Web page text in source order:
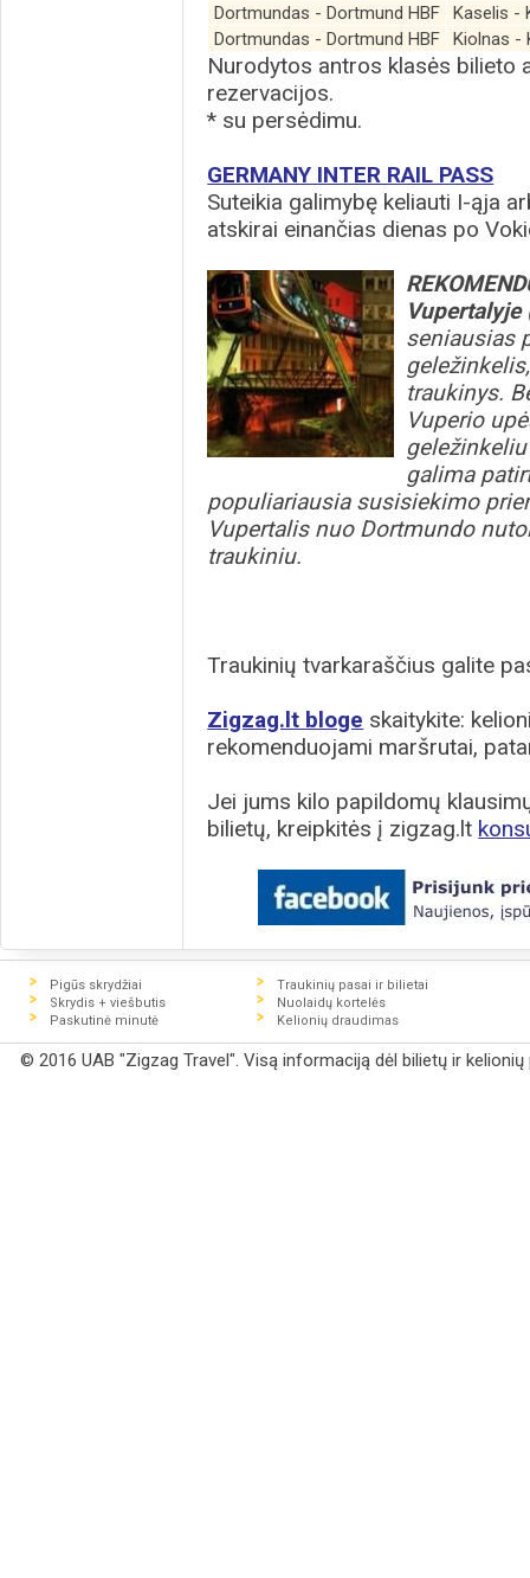
Dortmundas - Dortmund HBF
Kaselis -
Dortmundas - Dortmund HBF
Kiolnas -
Nurodytos antros klasės bilieto
rezervacijos.
* su persėdimu.
GERMANY INTER RAIL PASS
Suteikia galimybę keliauti I-ąja
atskirai einančias dienas po
Vupertalyje
seniausias
traukinys.
Vuperio
galima
populiariausia susisiekimo
Vupertalis nuo Dortmundo
traukiniu.
Traukinių tvarkaraščius galite
Zigzag.lt bloge skaitykite:
rekomenduojami maršrutai,
Jei jums kilo papildomų
bilietų, kreipkitės į zigzag.lt
Pigūs skrydžiai
Skrydis + viešbutis
Paskutinė minutė
Traukinių pasai ir bilietai
Nuolaidų kortelės
Kelionių draudimas
© 2016 UAB "Zigzag Travel". Visą informaciją dėl bilietų ir